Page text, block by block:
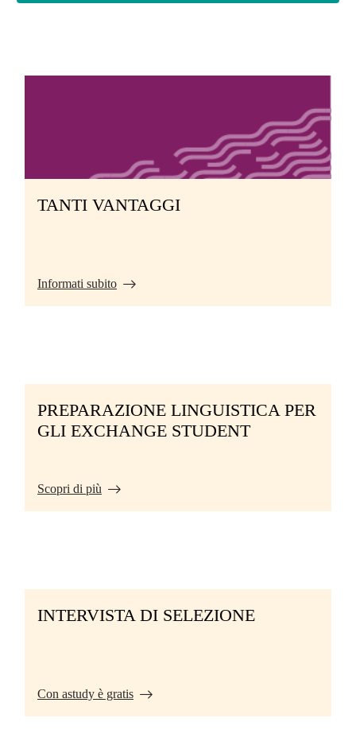
TANTI VANTAGGI
Informati subito
PREPARAZIONE LINGUISTICA PER
GLI EXCHANGE STUDENT
Scopri di più
INTERVISTA DI SELEZIONE
Con astudy è gratis